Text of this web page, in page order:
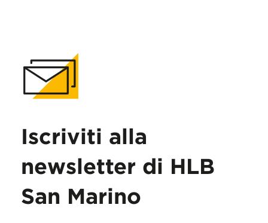
Iscriviti alla
newsletter di HLB
San Marino